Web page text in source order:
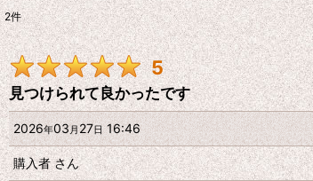
レビュー検索:
期間:
画像:
星の数:
2件
5
見つけられて良かったです
2026年03月27日16:46
購入者さん